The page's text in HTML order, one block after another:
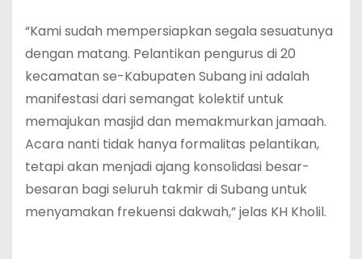
“Kami sudah mempersiapkan segala sesuatunya
dengan matang. Pelantikan pengurus di 20
kecamatan se-Kabupaten Subang ini adalah
manifestasi dari semangat kolektif untuk
memajukan masjid dan memakmurkan jamaah.
Acara nanti tidak hanya formalitas pelantikan,
tetapi akan menjadi ajang konsolidasi besar-
besaran bagi seluruh takmir di Subang untuk
menyamakan frekuensi dakwah,” jelas KH Kholil.